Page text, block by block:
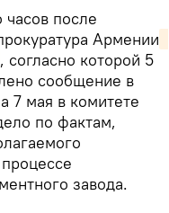
после
Армении
, согласно которой 5
сообщение в
7 мая в комитете
по фактам,
завода.